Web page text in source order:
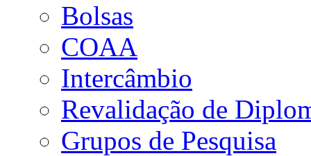
Bolsas
COAA
Intercâmbio
Revalidação de
Grupos de Pesquisa